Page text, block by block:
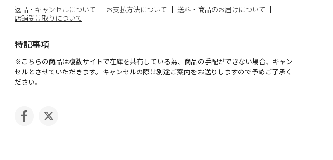
返品・キャンセルについて お支払方法について
送料・商品のお届けについて
店舗受け取りについて
特記事項
※こちらの商品は複数サイトで在庫を共有している為、商品の手配ができない場合、キャン
セルとさせていただきます。キャンセルの際は別途ご案内をお送りしますので予めご了承く
ださい。